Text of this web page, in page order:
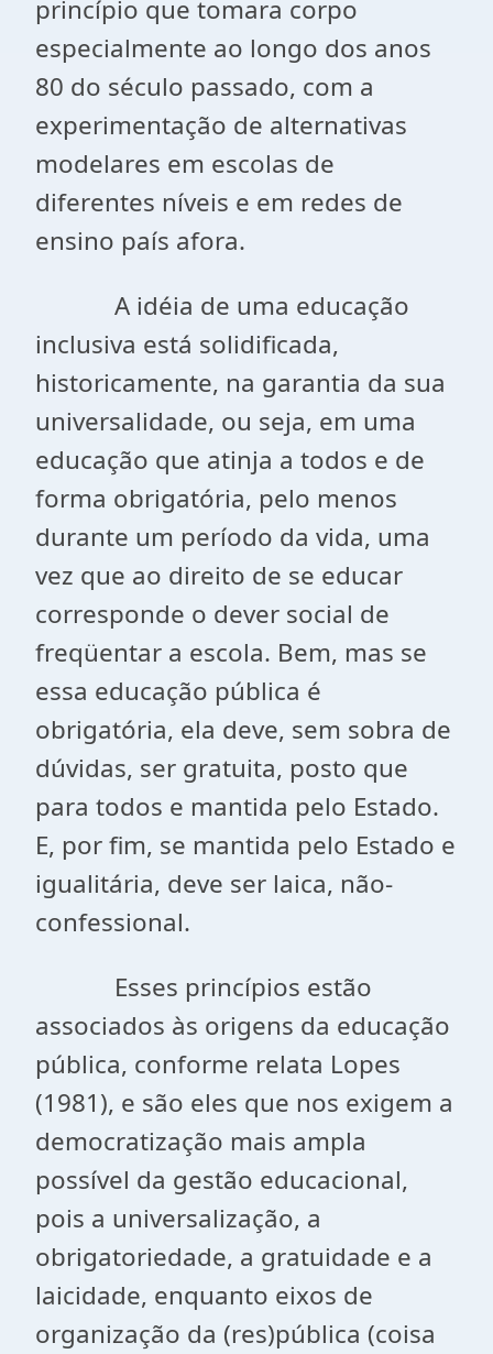
princípio que tomara corpo
especialmente ao longo dos anos
80 do século passado, com a
experimentação de alternativas
modelares em escolas de
diferentes níveis e em redes de
ensino país afora.
A idéia de uma educação
inclusiva está solidificada,
historicamente, na garantia da sua
universalidade, ou seja, em uma
educação que atinja a todos e de
forma obrigatória, pelo menos
durante um período da vida, uma
vez que ao direito de se educar
corresponde o dever social de
freqüentar a escola. Bem, mas se
essa educação pública é
obrigatória, ela deve, sem sobra de
dúvidas, ser gratuita, posto que
para todos e mantida pelo Estado.
E, por fim, se mantida pelo Estado e
igualitária, deve ser laica, não-
confessional.
Esses princípios estão
associados às origens da educação
pública, conforme relata Lopes
(1981), e são eles que nos exigem a
democratização mais ampla
possível da gestão educacional,
pois a universalização, a
obrigatoriedade, a gratuidade e a
laicidade, enquanto eixos de
organização da (res)pública (coisa